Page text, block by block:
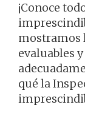
¡Conoce
mostramos
evaluables
qué la